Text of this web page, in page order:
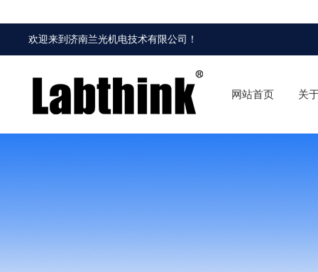
欢迎来到济南兰光机电技术有限公司 ！
网站首页 关